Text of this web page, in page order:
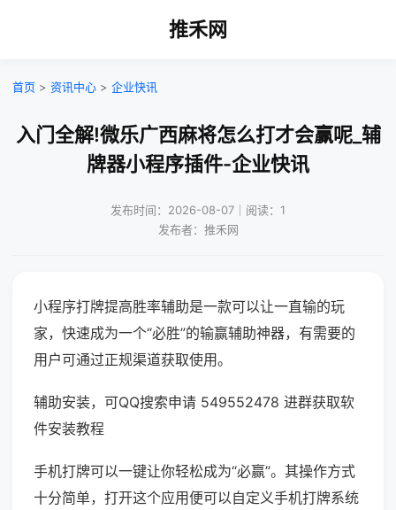
推禾网
首页 > 资讯中心 > 企业快讯
入门全解!微乐广西麻将怎么打才会赢呢_辅
牌器小程序插件-企业快讯
发布时间：2026-08-07｜阅读：1
发布者：推禾网
小程序打牌提高胜率辅助是一款可以让一直输的玩
家，快速成为一个“必胜”的输赢辅助神器，有需要的
用户可通过正规渠道获取使用。
辅助安装，可QQ搜索申请 549552478 进群获取软
件安装教程
手机打牌可以一键让你轻松成为“必赢”。其操作方式
十分简单，打开这个应用便可以自定义手机打牌系统